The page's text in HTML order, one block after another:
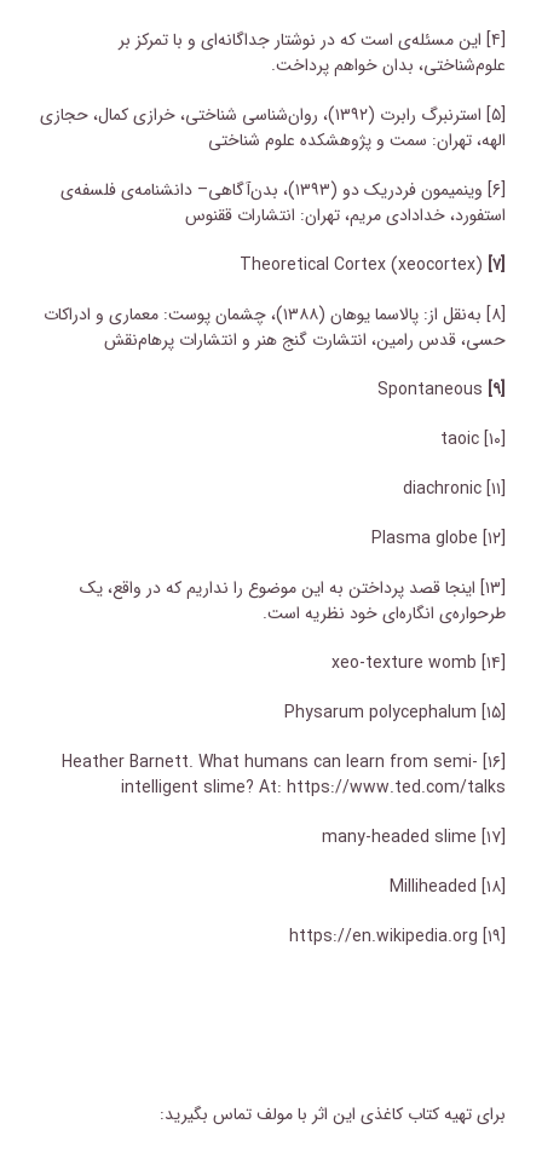
[۴]
این مسئله‌ی است که در نوشتار جداگانه‌ای و با تمرکز بر
علوم‌شناختی، بدان خواهم پرداخت.
[۵]
استرنبرگ رابرت (۱۳۹۲)، روان‌شناسی شناختی، خرازی کمال، حجازی
الهه، تهران: سمت و پژوهشکده علوم شناختی
[۶]
وینمیمون فردریک دو (۱۳۹۳)، بدن‌آگاهی– دانشنامه‌ی فلسفه‌ی
استفورد، خدادادی مریم، تهران: انتشارات ققنوس
[۷]
[۸]
به‌نقل از: پالاسما یوهان (۱۳۸۸)، چشمان پوست: معماری و ادراکات
حسی، قدس رامین، انتشارت گنج هنر و انتشارات پرهام‌نقش
[۹]
[۱۰]
[۱۱]
[۱۲]
[۱۳]
اینجا قصد پرداختن به این موضوع را نداریم که در واقع، یک
طرحواره‌ی انگاره‌ای خود نظریه است.
[۱۴]
[۱۵]
[۱۶]
Heather Barnett. What humans can learn from semi-
intelligent slime? At: https://www.ted.com/talks
[۱۷]
[۱۸]
[۱۹]
https://en.wikipedia.org
برای تهیه کتاب کاغذی این اثر با مولف تماس بگیرید: